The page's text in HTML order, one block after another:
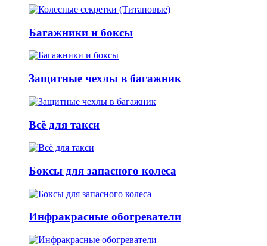
Багажники и боксы
Защитные чехлы в багажник
Всё для такси
Боксы для запасного колеса
Инфракрасные обогреватели